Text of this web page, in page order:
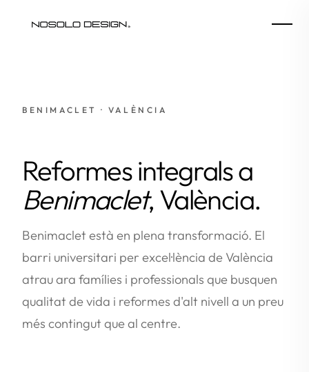
BENIMACLET · VALÈNCIA
Reformes integrals a
Benimaclet, València.
Benimaclet està en plena transformació. El
barri universitari per excel·lència de València
atrau ara famílies i professionals que busquen
qualitat de vida i reformes d'alt nivell a un preu
més contingut que al centre.